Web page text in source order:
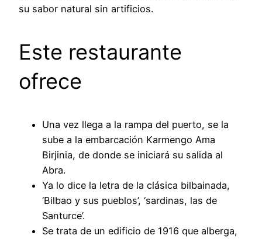
su sabor natural sin artificios.
Este restaurante
ofrece
Una vez llega a la rampa del puerto, se la
sube a la embarcación Karmengo Ama
Birjinia, de donde se iniciará su salida al
Abra.
Ya lo dice la letra de la clásica bilbainada,
‘Bilbao y sus pueblos’, ‘sardinas, las de
Santurce’.
Se trata de un edificio de 1916 que alberga,